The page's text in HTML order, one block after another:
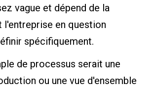
vague et dépend de la
l'entreprise en question
spécifiquement.
de processus serait une
ou une vue d'ensemble